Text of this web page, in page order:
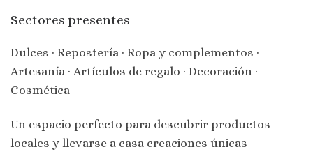
Sectores presentes
Dulces · Repostería · Ropa y complementos ·
Artesanía · Artículos de regalo · Decoración ·
Cosmética
Un espacio perfecto para descubrir productos
locales y llevarse a casa creaciones únicas